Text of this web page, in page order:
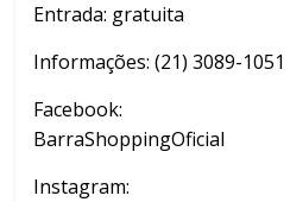
Entrada: gratuita
Informações:(21) 3089-1051
Facebook:
BarraShoppingOficial